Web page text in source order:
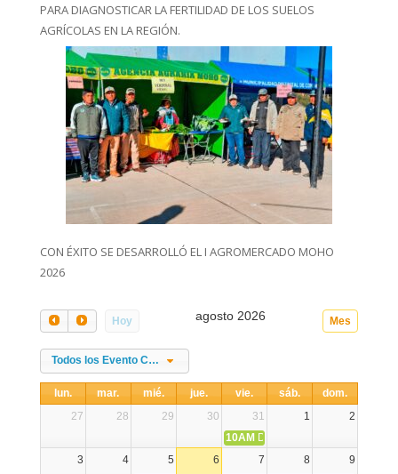
PARA DIAGNOSTICAR LA FERTILIDAD DE LOS SUELOS
AGRÍCOLAS EN LA REGIÓN.
CON ÉXITO SE DESARROLLÓ EL I AGROMERCADO MOHO
2026
Hoy Mes
agosto 2026
Todos los Evento Categories
lun. mar. mié. jue. vie. sáb.
dom.
27
28 29 30 31 1
2
10AM DIA NACIONAL DE LA
3
4 5 6 7 8
9